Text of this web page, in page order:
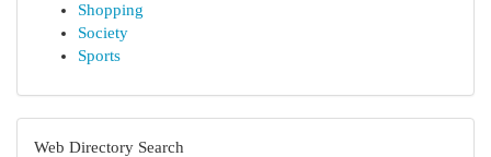
Shopping
Society
Sports
Web Directory Search